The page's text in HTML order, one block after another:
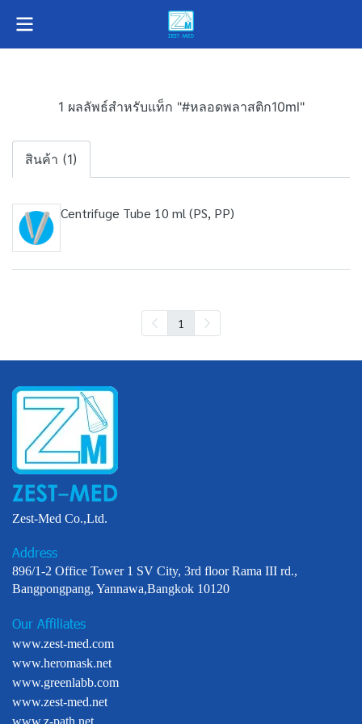
1 ผลลัพธ์สำหรับแท็ก "#หลอดพลาสติก10ml"
สินค้า (1)
Centrifuge Tube 10 ml (PS, PP)
1
Zest-Med Co.,Ltd.
Address
896/1-2 Office Tower 1 SV City, 3rd floor Rama III rd.,
Bangpongpang, Yannawa,Bangkok 10120
Our Affiliates
www.zest-med.com
www.heromask.net
www.greenlabb.com
www.zest-med.net
www.z-path.net